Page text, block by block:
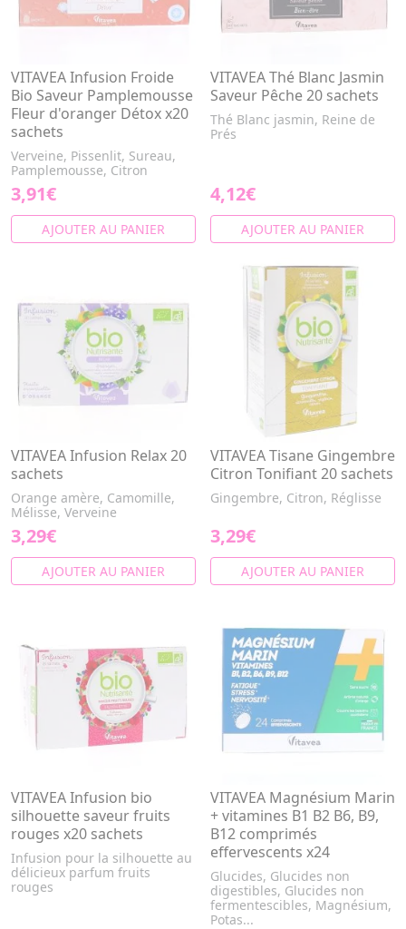
VITAVEA Infusion Froide
Bio Saveur Pamplemousse
Fleur d'oranger Détox x20
sachets
Verveine, Pissenlit, Sureau,
Pamplemousse, Citron
3,91€
AJOUTER AU PANIER
VITAVEA Thé Blanc Jasmin
Saveur Pêche 20 sachets
Thé Blanc jasmin, Reine de
Prés
4,12€
AJOUTER AU PANIER
VITAVEA Infusion Relax 20
sachets
Orange amère, Camomille,
Mélisse, Verveine
3,29€
AJOUTER AU PANIER
VITAVEA Tisane Gingembre
Citron Tonifiant 20 sachets
Gingembre, Citron, Réglisse
3,29€
AJOUTER AU PANIER
VITAVEA Infusion bio
silhouette saveur fruits
rouges x20 sachets
Infusion pour la silhouette au
délicieux parfum fruits
rouges
VITAVEA Magnésium Marin
+ vitamines B1 B2 B6, B9,
B12 comprimés
effervescents x24
Glucides, Glucides non
digestibles, Glucides non
fermentescibles, Magnésium,
Potas...